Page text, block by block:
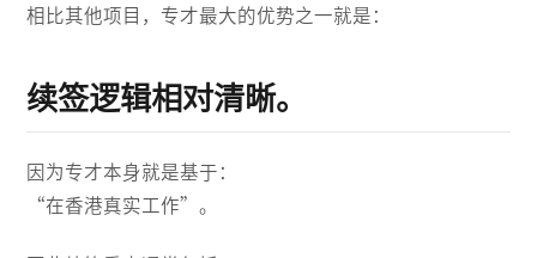
相比其他项目，专才最大的优势之一就是：
续签逻辑相对清晰。
因为专才本身就是基于：
“在香港真实工作”。